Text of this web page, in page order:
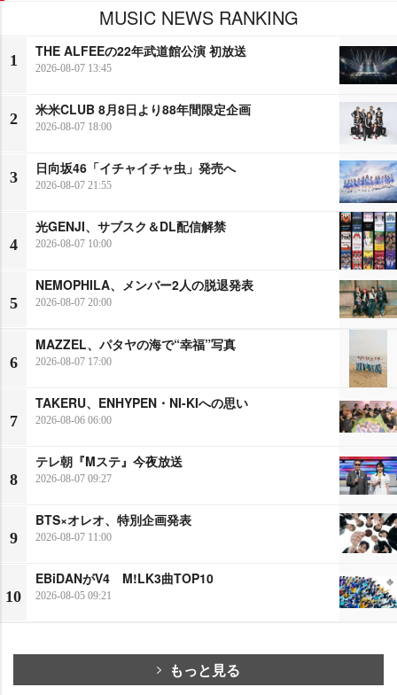
MUSIC NEWS RANKING
1
THE ALFEEの22年武道館公演 初放送
2026-08-07 13:45
2
米米CLUB 8月8日より88年間限定企画
2026-08-07 18:00
3
日向坂46「イチャイチャ虫」発売へ
2026-08-07 21:55
4
光GENJI、サブスク＆DL配信解禁
2026-08-07 10:00
5
NEMOPHILA、メンバー2人の脱退発表
2026-08-07 20:00
6
MAZZEL、パタヤの海で“幸福”写真
2026-08-07 17:00
7
TAKERU、ENHYPEN・NI-KIへの思い
2026-08-06 06:00
8
テレ朝『Mステ』今夜放送
2026-08-07 09:27
9
BTS×オレオ、特別企画発表
2026-08-07 11:00
10
EBiDANがV4 M!LK3曲TOP10
2026-08-05 09:21
もっと見る